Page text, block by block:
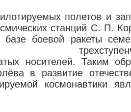
полетов и
станций С. П.
базе боевой ракеты
носителей. Таким
в развитие
космонавтики